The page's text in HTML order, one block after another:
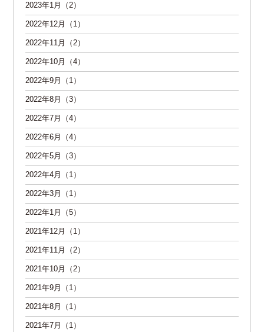
2023年1月（2）
2022年12月（1）
2022年11月（2）
2022年10月（4）
2022年9月（1）
2022年8月（3）
2022年7月（4）
2022年6月（4）
2022年5月（3）
2022年4月（1）
2022年3月（1）
2022年1月（5）
2021年12月（1）
2021年11月（2）
2021年10月（2）
2021年9月（1）
2021年8月（1）
2021年7月（1）